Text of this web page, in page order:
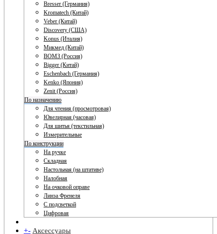
Bresser (Германия)
Kromatech (Китай)
Veber (Китай)
Discovery (США)
Konus (Италия)
Микмед (Китай)
ВОМЗ (Россия)
Bigger (Китай)
Eschenbach (Германия)
Kenko (Япония)
Zenit (Россия)
По назначению
Для чтения (просмотровая)
Ювелирная (часовая)
Для шитья (текстильная)
Измерительные
По конструкции
На ручке
Складная
Настольная (на штативе)
Налобная
На очковой оправе
Линза Френеля
С подсветкой
Цифровая
+- Аксессуары